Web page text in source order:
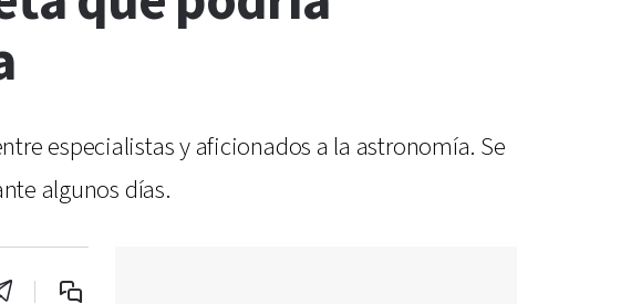
especialistas y aficionados a la astronomía. Se
algunos días.